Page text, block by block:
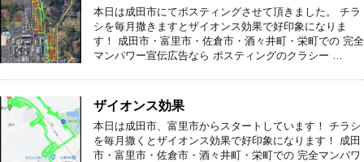
本日は成田市にてポスティングさせて頂きました。 チラ
シを毎月撒きますとザイオンス効果で好印象になりま
す！ 成田市・富里市・佐倉市・酒々井町・栄町での 完全
マンパワー宣伝広告なら ポスティングのクラシー …
ザイオンス効果
本日は成田市、富里市からスタートしています！ チラシ
を毎月撒くとザイオンス効果で好印象になります！ 成田
市・富里市・佐倉市・酒々井町・栄町での 完全マンパワ